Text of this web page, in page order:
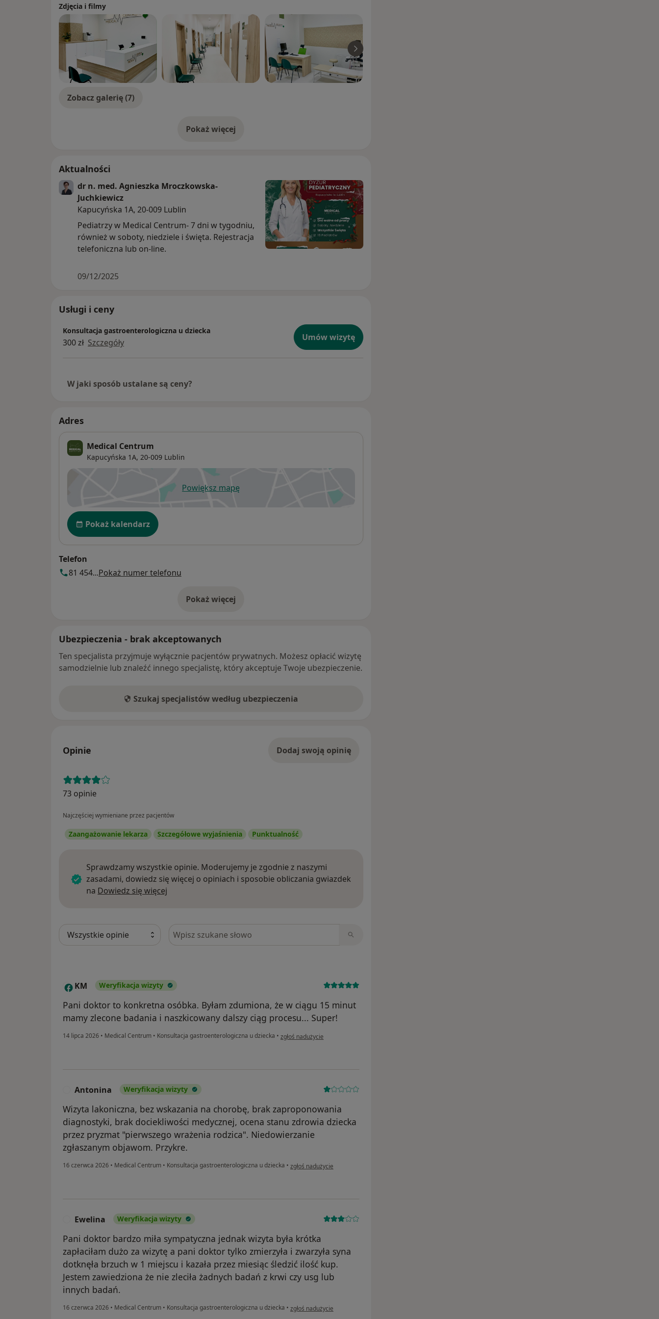
Diagnostyka i leczenie zaburzeń rytmu wypróżnień
Przewlekłe bóle brzucha
Biegunka, przewlekłe zaparcia
Krwawienia z przewodu pokarmowego
Zapalenie przełyku, żołądka i dwunastnicy
Choroba wrzodowa
Refluks przełykowo-żołądkowy
Zapalenie trzustki
Wrzodziejące zapalenie jelita grubego
Zdjęcia i filmy
Zobacz galerię (7)
Pokaż więcejo doświadczeniu
Aktualności
dr n. med. Agnieszka Mroczkowska-
Juchkiewicz
Kapucyńska 1A, 20-009 Lublin
Pediatrzy w Medical Centrum- 7 dni w tygodniu,
również w soboty, niedziele i święta. Rejestracja
telefoniczna lub on-line.
09/12/2025
Usługi i ceny
Konsultacja gastroenterologiczna u dziecka
300 zł Szczegóły Umów wizytę
W jaki sposób ustalane są ceny?
Adres
Medical Centrum
Kapucyńska 1A, 20-009 Lublin
Powiększ mapęotwiera się w nowej karcie
Dostępność
Pokaż kalendarz
Telefon
81 454...Pokaż numer telefonu
Pokaż więcej
o adresie
Ubezpieczenia - brak akceptowanych
Ten specjalista przyjmuje wyłącznie pacjentów prywatnych. Możesz opłacić wizytę
samodzielnie lub znaleźć innego specjalistę, który akceptuje Twoje ubezpieczenie.
Szukaj specjalistów według ubezpieczenia
Opinie Dodaj swoją opinię
73 opinie
Najczęściej wymieniane przez pacjentów
Zaangażowanie lekarza Szczegółowe wyjaśnienia Punktualność
Sprawdzamy wszystkie opinie. Moderujemy je zgodnie z naszymi
zasadami, dowiedz się więcej o opiniach i sposobie obliczania gwiazdek
na Dowiedz się więcej
Szukaj w opiniach
K KM Weryfikacja wizyty
Pani doktor to konkretna osóbka. Byłam zdumiona, że w ciągu 15 minut
mamy zlecone badania i naszkicowany dalszy ciąg procesu... Super!
14 lipca 2026 • Medical Centrum • Konsultacja gastroenterologiczna u dziecka • w opinii użytkownika KM
zgłoś nadużycie
Antonina Weryfikacja wizyty
Wizyta lakoniczna, bez wskazania na chorobę, brak zaproponowania
diagnostyki, brak dociekliwości medycznej, ocena stanu zdrowia dziecka
przez pryzmat "pierwszego wrażenia rodzica". Niedowierzanie
zgłaszanym objawom. Przykre.
16 czerwca 2026 • Medical Centrum • Konsultacja gastroenterologiczna u dziecka • w opinii użytkownika Antonina
zgłoś nadużycie
Ewelina Weryfikacja wizyty
Pani doktor bardzo miła sympatyczna jednak wizyta była krótka
zapłaciłam dużo za wizytę a pani doktor tylko zmierzyła i zwarzyła syna
dotknęła brzuch w 1 miejscu i kazała przez miesiąc śledzić ilość kup.
Jestem zawiedziona że nie zleciła żadnych badań z krwi czy usg lub
innych badań.
16 czerwca 2026 • Medical Centrum • Konsultacja gastroenterologiczna u dziecka • w opinii użytkownika Ewelina
zgłoś nadużycie